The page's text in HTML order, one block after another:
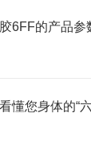
6FF的产品参
懂您身体的“